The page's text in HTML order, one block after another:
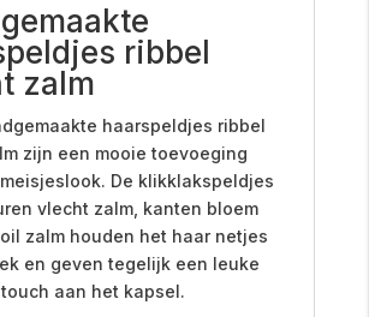
ribbel
zalm
haarspeldjes ribbel
zijn een mooie toevoeging
De klikklakspeldjes
vlecht zalm, kanten bloem
zalm houden het haar netjes
en geven tegelijk een leuke
aan het kapsel.